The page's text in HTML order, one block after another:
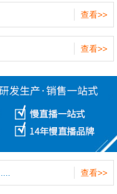
查看>>
查看>>
查看>>